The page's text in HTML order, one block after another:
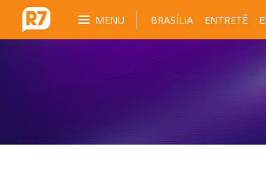
MENU BRASÍLIA ENTRETÊ